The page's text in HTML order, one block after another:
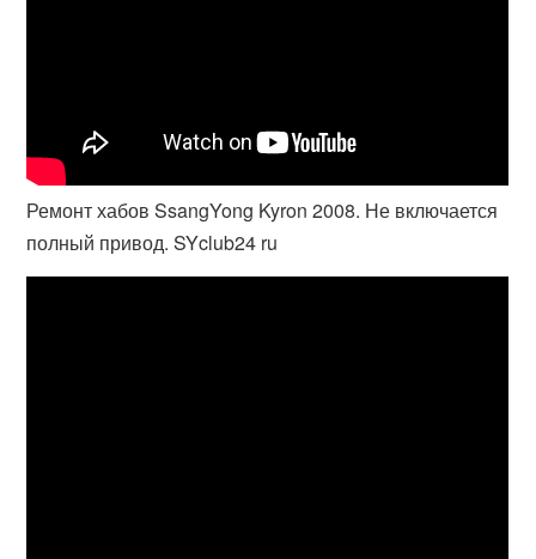
Ремонт хабов SsangYong Kyron 2008. Не включается
полный привод. SYclub24 ru